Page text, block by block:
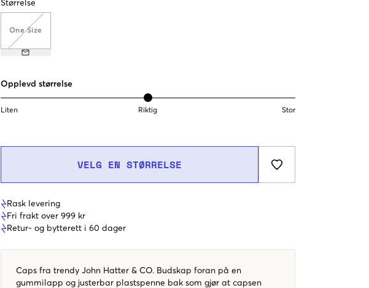
Størrelse
One Size
Opplevd størrelse
Liten Riktig Stor
VELG EN STØRRELSE
Rask levering
Fri frakt over 999 kr
Retur- og bytterett i 60 dager
Caps fra trendy John Hatter & CO. Budskap foran på en
gummilapp og justerbar plastspenne bak som gjør at capsen